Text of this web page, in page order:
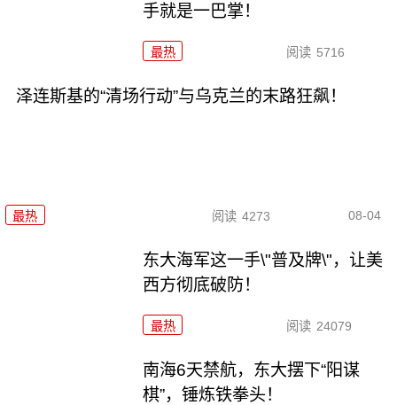
手就是一巴掌！
最热 阅读 5716
泽连斯基的“清场行动”与乌克兰的末路狂飙！
最热 阅读 4273 08-04
东大海军这一手\"普及牌\"，让美
西方彻底破防！
最热 阅读 24079
南海6天禁航，东大摆下“阳谋
棋”，锤炼铁拳头！